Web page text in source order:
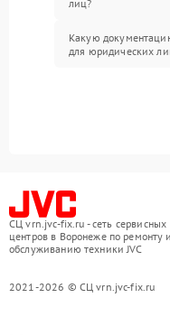
лиц?
Какую
для юридических
СЦ vrn.jvc-fix.ru - сеть сервисных
центров в Воронеже по ремонту и
обслуживанию техники JVC
2021-2026 © СЦ vrn.jvc-fix.ru